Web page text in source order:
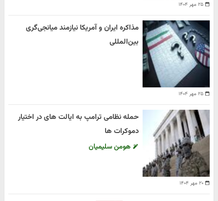
۲۵ مهر ۱۴۰۴
۲۵ مهر ۱۴۰۴
مذاکره ایران و آمریکا نیازمند میانجی‌گری
بین‌المللی
۲۰ مهر ۱۴۰۴
حمله نظامی ترامپ به ایالت های در اختیار
دموکرات ها
هومن سلیمیان